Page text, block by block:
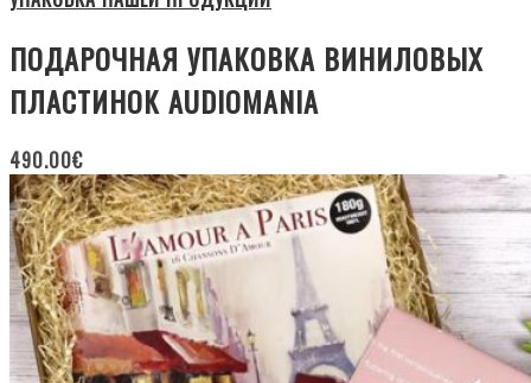
ПОДАРОЧНАЯ УПАКОВКА ВИНИЛОВЫХ
ПЛАСТИНОК AUDIOMANIA
490.00€